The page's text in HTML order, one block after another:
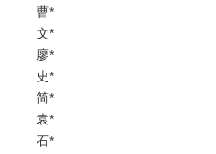
曹*
文*
廖*
史*
简*
袁*
石*